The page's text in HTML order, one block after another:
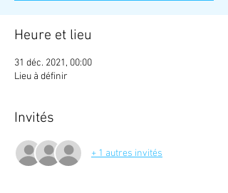
Heure et lieu
31 déc. 2021, 00:00
Lieu à définir
Invités
+ 1 autres invités